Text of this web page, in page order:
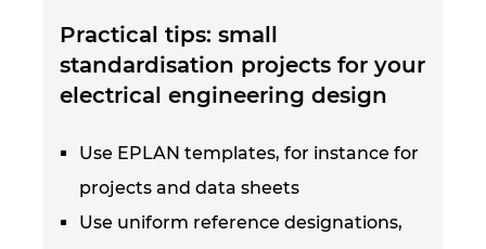
Practical tips: small
standardisation projects for your
electrical engineering design
Use EPLAN templates, for instance for
projects and data sheets
Use uniform reference designations,